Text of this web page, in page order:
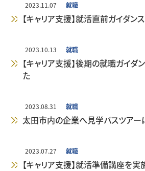
キャンパス・施
交通案内
公共政策コース
経営・会計コー
国際ビジネスコー
スポーツマネジメント
経済学部経済学
経済学部経営学科
一般教育担当教員
エクステンション（課
卒業生からのメッ
年間行事（学内イベ
クラブ活動・学友会
学生サポート（福利厚
卒業生の
地方創生研究
編入学・転入学
2023.11.07 就職
【キャリア支援】就活直前ガイダン
2023.10.13 就職
【キャリア支援】後期の就職ガイダ
た
2023.08.31 就職
太田市内の企業へ見学バスツアー
2023.07.27 就職
【キャリア支援】就活準備講座を実